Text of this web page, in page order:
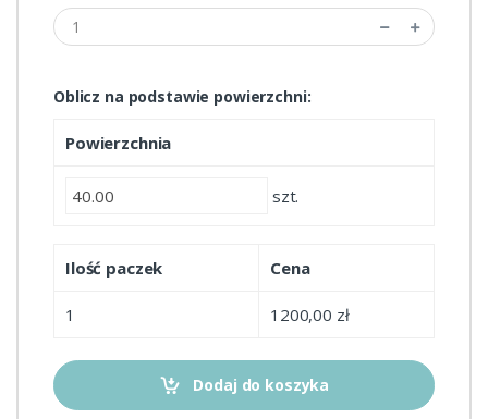
Oblicz na podstawie powierzchni:
Powierzchnia
szt.
Ilość paczek Cena
1 1200,00 zł
Dodaj do koszyka